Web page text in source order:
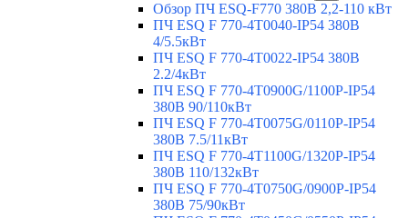
Обзор ПЧ ESQ-F770 380В 2,2-110 кВт
ПЧ ESQ F 770-4T0040-IP54 380В
4/5.5кВт
ПЧ ESQ F 770-4T0022-IP54 380В
2.2/4кВт
ПЧ ESQ F 770-4Т0900G/1100P-IP54
380В 90/110кВт
ПЧ ESQ F 770-4T0075G/0110P-IP54
380В 7.5/11кВт
ПЧ ESQ F 770-4T1100G/1320P-IP54
380В 110/132кВт
ПЧ ESQ F 770-4T0750G/0900P-IP54
380В 75/90кВт